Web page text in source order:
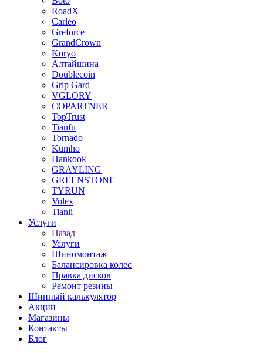
RoadX
Carleo
Greforce
GrandCrown
Koryo
Алтайшина
Doublecoin
Grip Gard
VGLORY
COPARTNER
TopTrust
Tianfu
Tornado
Kumho
Hankook
GRAYLING
GREENSTONE
TYRUN
Volex
Tianli
Услуги
Назад
Услуги
Шиномонтаж
Балансировка колес
Правка дисков
Ремонт резины
Шинный калькулятор
Акции
Магазины
Контакты
Блог